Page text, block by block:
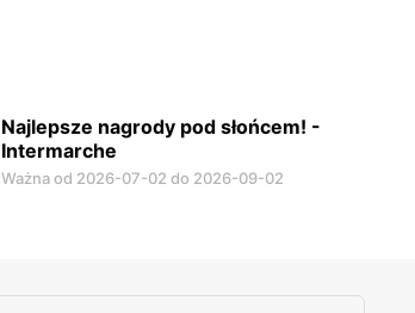
Najlepsze nagrody pod słońcem! -
Intermarche
Ważna od 2026-07-02 do 2026-09-02